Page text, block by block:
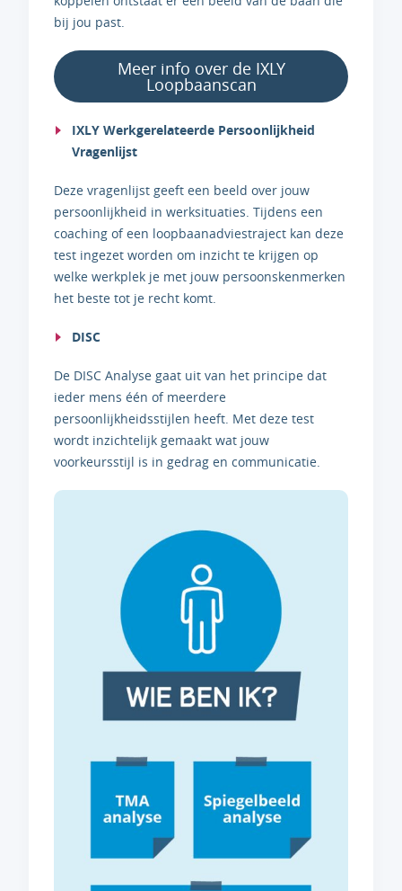
bij jou past.
Meer info over de IXLY
Loopbaanscan
IXLY Werkgerelateerde Persoonlijkheid
Vragenlijst
Deze vragenlijst geeft een beeld over jouw
persoonlijkheid in werksituaties. Tijdens een
coaching of een loopbaanadviestraject kan deze
test ingezet worden om inzicht te krijgen op
welke werkplek je met jouw persoonskenmerken
het beste tot je recht komt.
DISC
De DISC Analyse gaat uit van het principe dat
ieder mens één of meerdere
persoonlijkheidsstijlen heeft. Met deze test
wordt inzichtelijk gemaakt wat jouw
voorkeursstijl is in gedrag en communicatie.